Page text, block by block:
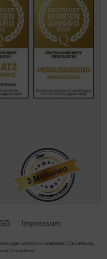
Impressum
und Irrtum vorbehalten. Die Lieferung
von Deutschland.